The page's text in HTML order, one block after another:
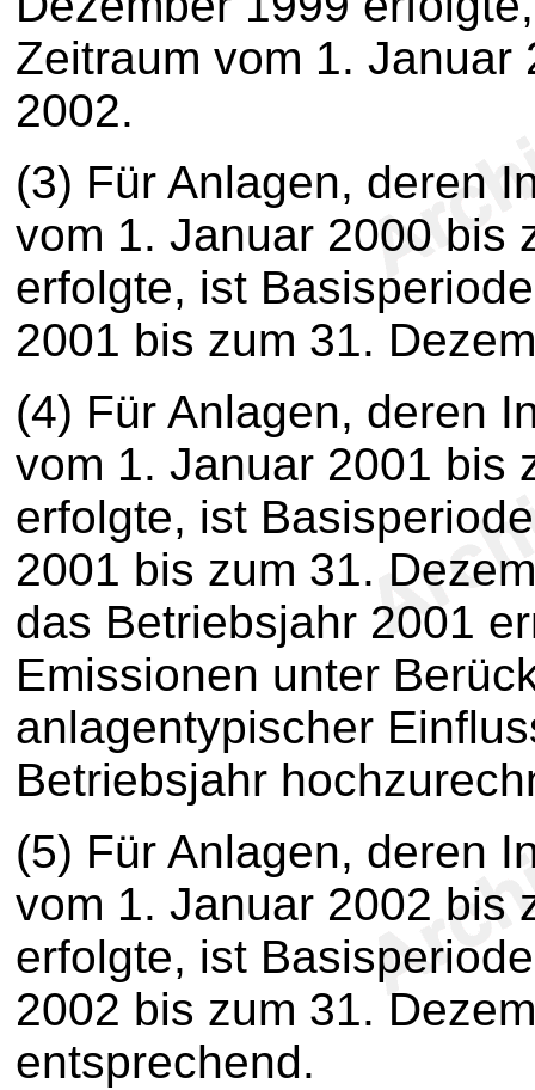
Zeitraum vom 1. Januar
2002.
(3) Für Anlagen, deren
vom 1. Januar 2000 bis
erfolgte, ist
2001 bis zum 31.
(4) Für Anlagen, deren
vom 1. Januar 2001 bis
erfolgte, ist
2001 bis zum 31.
das Betriebsjahr 2001
Emissionen unter
anlagentypischer
Betriebsjahr
(5) Für Anlagen, deren
vom 1. Januar 2002 bis
erfolgte, ist
2002 bis zum 31.
entsprechend.